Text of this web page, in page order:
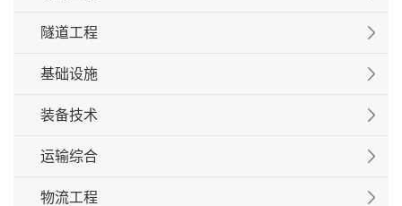
隧道工程
基础设施
装备技术
运输综合
物流工程